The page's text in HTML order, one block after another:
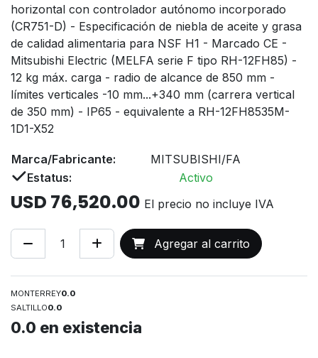
horizontal con controlador autónomo incorporado
(CR751-D) - Especificación de niebla de aceite y grasa
de calidad alimentaria para NSF H1 - Marcado CE -
Mitsubishi Electric (MELFA serie F tipo RH-12FH85) -
12 kg máx. carga - radio de alcance de 850 mm -
límites verticales -10 mm...+340 mm (carrera vertical
de 350 mm) - IP65 - equivalente a RH-12FH8535M-
1D1-X52
Marca/Fabricante:
MITSUBISHI/FA
Estatus:
Activo
USD 76,520.00 El precio no incluye IVA
Agregar al carrito
MONTERREY0.0
SALTILLO0.0
0.0 en existencia